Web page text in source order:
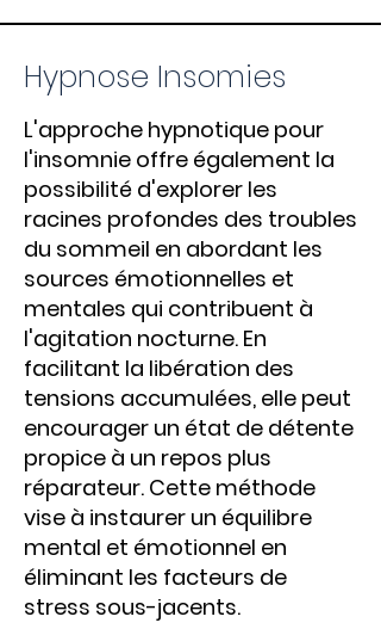
Hypnose Insomies
L'approche hypnotique pour
l'insomnie offre également la
possibilité d'explorer les
racines profondes des troubles
du sommeil en abordant les
sources émotionnelles et
mentales qui contribuent à
l'agitation nocturne. En
facilitant la libération des
tensions accumulées, elle peut
encourager un état de détente
propice à un repos plus
réparateur. Cette méthode
vise à instaurer un équilibre
mental et émotionnel en
éliminant les facteurs de
stress sous-jacents.